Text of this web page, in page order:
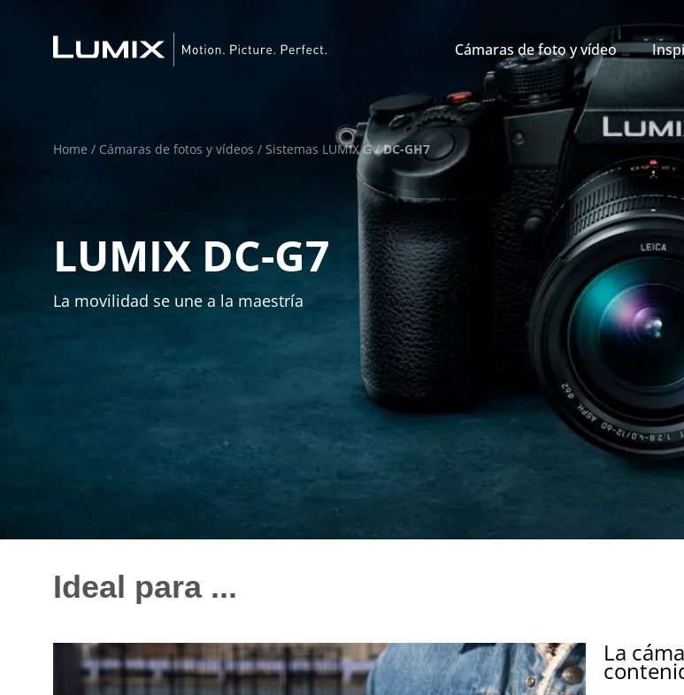
Cámaras de foto y vídeo
Home / Cámaras de fotos y vídeos / Sistemas LUMIX G/DC-GH7
LUMIX DC-G7
La movilidad se une a la maestría
Ideal para ...
La